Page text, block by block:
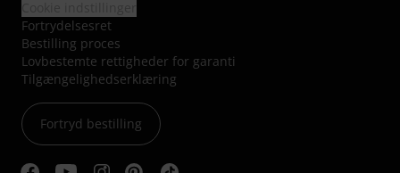
Fortrydelsesret
Bestilling proces
Lovbestemte rettigheder for garanti
Tilgængelighedserklæring
Fortryd bestilling